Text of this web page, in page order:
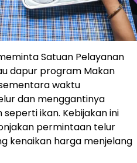
Satuan Pelayanan
dapur program Makan
waktu
dan menggantinya
ikan. Kebijakan ini
permintaan telur
kenaikan harga menjelang